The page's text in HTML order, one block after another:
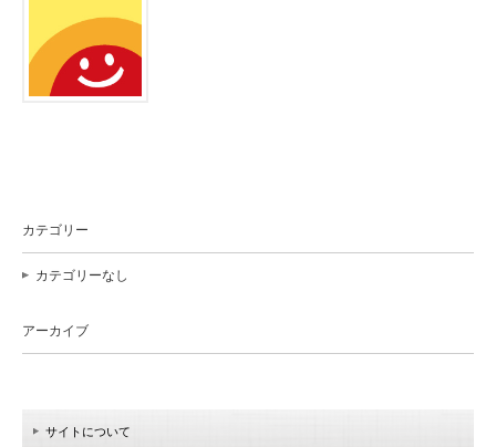
カテゴリー
カテゴリーなし
アーカイブ
サイトについて